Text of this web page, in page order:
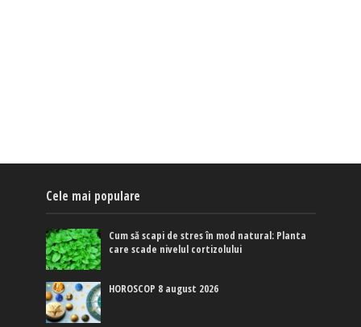
Cele mai populare
Cum să scapi de stres în mod natural: Planta
care scade nivelul cortizolului
HOROSCOP 8 august 2026